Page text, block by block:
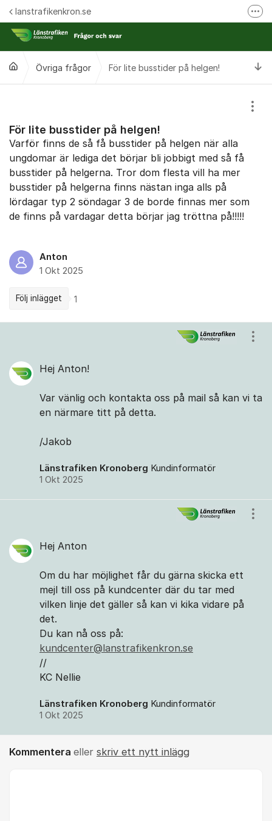
Hoppa till innehåll
lanstrafikenkron.se
Länstrafiken Kronobergs webbplats
Övriga frågor För lite busstider på helgen!
För lite busstider på helgen!
Varför finns de så få busstider på helgen när alla
ungdomar är lediga det börjar bli jobbigt med så få
busstider på helgerna. Tror dom flesta vill ha mer
busstider på helgerna finns nästan inga alls på
lördagar typ 2 söndagar 3 de borde finnas mer som
de finns på vardagar detta börjar jag tröttna på!!!!!
Anton
1 Okt 2025
Följ inlägget 1
Hej Anton!
Var vänlig och kontakta oss på mail så kan vi ta
en närmare titt på detta.
/Jakob
Länstrafiken Kronoberg Kundinformatör
1 Okt 2025
Hej Anton
Om du har möjlighet får du gärna skicka ett
mejl till oss på kundcenter där du tar med
vilken linje det gäller så kan vi kika vidare på
det.
Du kan nå oss på:
kundcenter@lanstrafikenkron.se
//
KC Nellie
Länstrafiken Kronoberg Kundinformatör
1 Okt 2025
Kommentera eller skriv ett nytt inlägg